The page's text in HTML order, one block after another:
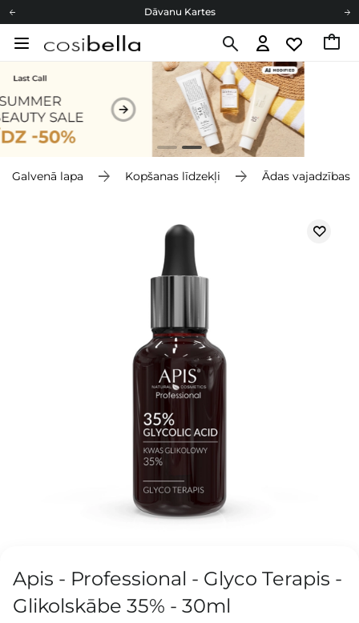
Dāvanu Kartes
Cosibella lojalitātes programma
Dāvanu Kartes
Galvenā lapa Kopšanas līdzekļi Ādas vajadzības
Apis - Professional - Glyco Terapis -
Glikolskābe 35% - 30ml